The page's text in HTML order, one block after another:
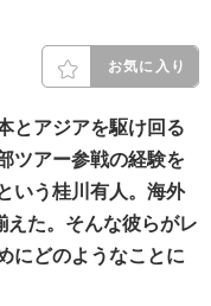
お気に入り
とアジアを駆け回る
ツアー参戦の経験を
いう桂川有人。海外
た。そんな彼らがレ
にどのようなことに